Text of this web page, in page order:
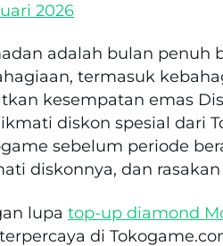
2026
adalah bulan penuh
termasuk
kesempatan emas
diskon spesial dari
sebelum periode
diskonnya, dan
lupa top-up diamond
di